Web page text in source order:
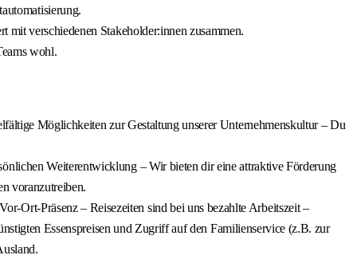
verschiedenen Stakeholder:innen zusammen.
wohl.
Möglichkeiten zur Gestaltung unserer Unternehmenskultur – Du
Weiterentwicklung – Wir bieten dir eine attraktive Förderung
voranzutreiben.
Ort-Präsenz – Reisezeiten sind bei uns bezahlte Arbeitszeit –
Essenspreisen und Zugriff auf den Familienservice (z.B. zur